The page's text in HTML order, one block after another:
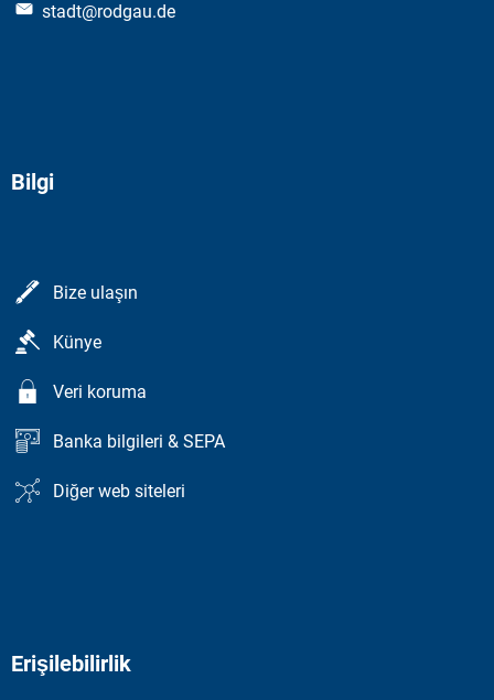
stadt@rodgau.de
Bilgi
Bize ulaşın
Künye
Veri koruma
Banka bilgileri & SEPA
Diğer web siteleri
Erişilebilirlik